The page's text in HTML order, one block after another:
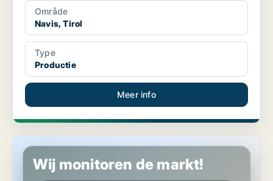
Område
Navis, Tirol
Type
Productie
Meer info
Productie in Oberhofen im Inntal, Tirol
Wij monitoren de markt!